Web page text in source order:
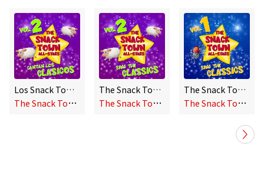
Los Snack Town All-Stars Cantan Los Clásicos (Volume 2)
T
he Snack Town All-Stars
The Snack Town All-Stars Sing The Classics (Volume 2)
T
he Snack Town All-Stars
The Snack Town All-Stars Sing The Classics (Volume 1)
T
he Snack Town All-Stars